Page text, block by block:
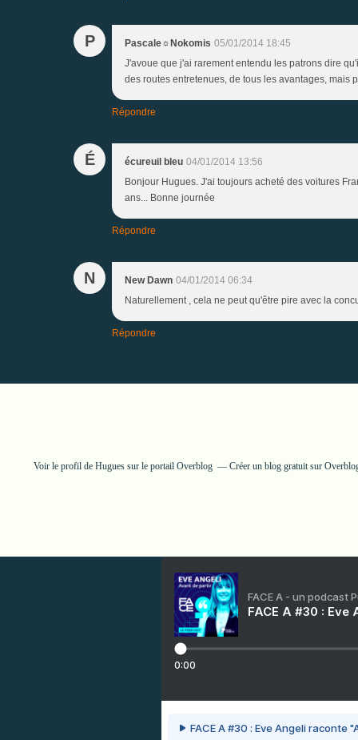
P Pascale☼Nokomis 05/01/2014 18:45
J'avoue que j'ai rarement entendu les patrons dire
des routes entretenues, de tous les avantages, mais
Répondre
É écureuil bleu 04/01/2014 13:56
Bonjour Hugues. J'ai toujours acheté des voitures
ans... Bonne journée
Répondre
N New Dawn 04/01/2014 06:34
Naturellement , cela ne peut qu'être pire avec la
Répondre
Voir le profil de Hugues sur le portail Overblog Créer un blog gratuit sur
FACE A - un podcast
FACE A #30 :
0:00
FACE A #30 : Eve Angeli raconte